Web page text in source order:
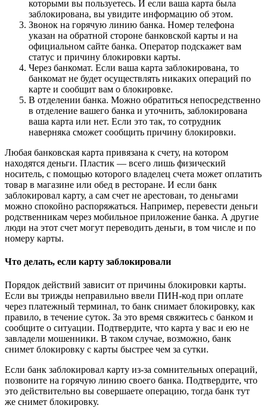
которыми вы пользуетесь. И если ваша карта была
заблокирована, вы увидите информацию об этом.
Звонок на горячую линию банка. Номер телефона
указан на обратной стороне банковской карты и на
официальном сайте банка. Оператор подскажет вам
статус и причину блокировки карты.
Через банкомат. Если ваша карта заблокирована, то
банкомат не будет осуществлять никаких операций по
карте и сообщит вам о блокировке.
В отделении банка. Можно обратиться непосредственно
в отделение вашего банка и уточнить, заблокирована
ваша карта или нет. Если это так, то сотрудник
наверняка сможет сообщить причину блокировки.
Любая банковская карта привязана к счету, на котором
находятся деньги. Пластик ― всего лишь физический
носитель, с помощью которого владелец счета может оплатить
товар в магазине или обед в ресторане. И если банк
заблокировал карту, а сам счет не арестован, то деньгами
можно спокойно распоряжаться. Например, перевести деньги
родственникам через мобильное приложение банка. А другие
люди на этот счет могут переводить деньги, в том числе и по
номеру карты.
Что делать, если карту заблокировали
Порядок действий зависит от причины блокировки карты.
Если вы трижды неправильно ввели ПИН-код при оплате
через платежный терминал, то банк снимает блокировку, как
правило, в течение суток. За это время свяжитесь с банком и
сообщите о ситуации. Подтвердите, что карта у вас и ею не
завладели мошенники. В таком случае, возможно, банк
снимет блокировку с карты быстрее чем за сутки.
Если банк заблокировал карту из-за сомнительных операций,
позвоните на горячую линию своего банка. Подтвердите, что
это действительно вы совершаете операцию, тогда банк тут
же снимет блокировку.